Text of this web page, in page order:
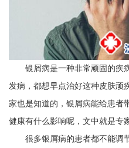
银屑病是一种非常顽固的疾
发病，都想早点治好这种皮肤顽
家也是知道的，银屑病能给患者
健康有什么影响呢，文中就是专
很多银屑病的患者都不能调